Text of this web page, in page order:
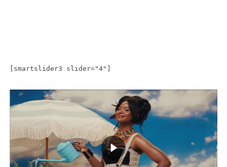
[smartslider3 slider="4"]